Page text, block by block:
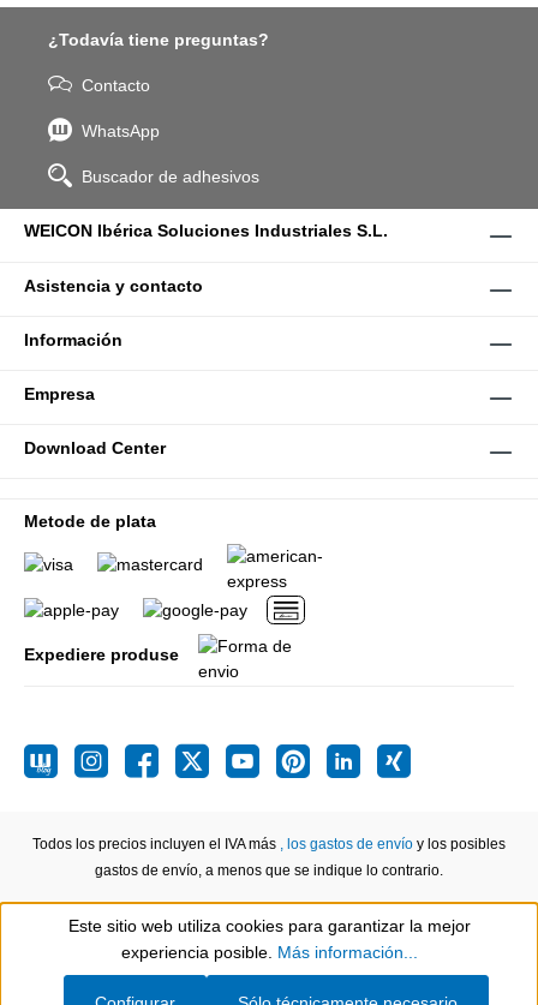
¿Todavía tiene preguntas?
Contacto
WhatsApp
Buscador de adhesivos
WEICON Ibérica Soluciones Industriales S.L.
Asistencia y contacto
Información
Empresa
Download Center
Metode de plata
Expediere produse
Todos los precios incluyen el IVA más , los gastos de envío y los posibles
gastos de envío, a menos que se indique lo contrario.
Show toolbar
Este sitio web utiliza cookies para garantizar la mejor
experiencia posible. Más información...